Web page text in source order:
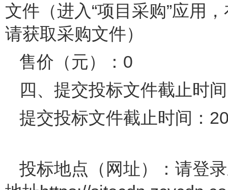
文件（进入“项目采购”应用
请获取采购文件）
售价（元）：0
四、提交投标文件截止
提交投标文件截止时间：
投标地点（网址）：请登